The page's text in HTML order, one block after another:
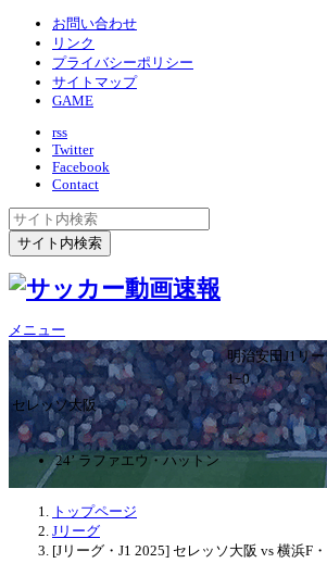
お問い合わせ
リンク
プライバシーポリシー
サイトマップ
GAME
rss
Twitter
Facebook
Contact
メニュー
明治安田J1リ
1ｰ0
セレッソ大阪
24’ ラファエウ・ハットン
トップページ
Jリーグ
[Jリーグ・J1 2025] セレッソ大阪 vs 横浜F